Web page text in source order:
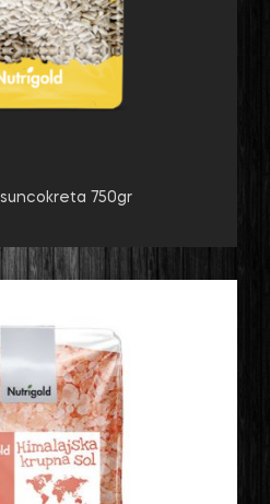
750gr